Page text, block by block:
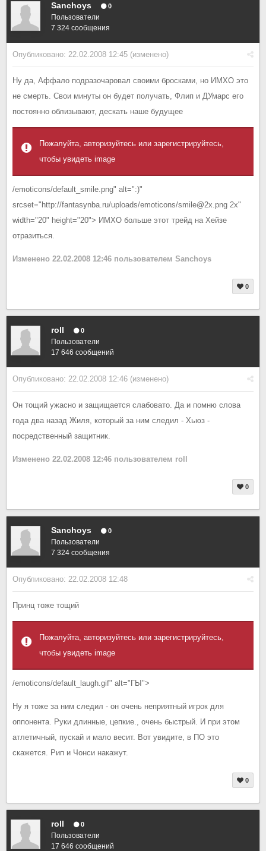
Sanchoys 0
Пользователи
7 324 сообщения
Опубликовано: 22.02.2008 12:45 (изменено)
Ну да, Аффало подразочаровал своими бросками, но ИМХО это
не смерть. Свои минуты он будет получать, Флип и ДУмарс его
постоянно облизывают, дескать наше будущее
Пожалуйта, авторизуйтесь или зарегистрируйтесь,
чтобы увидеть image
/emoticons/default_smile.png" alt=":)"
srcset="http://fantasynba.ru/uploads/emoticons/smile@2x.png 2x"
width="20" height="20"> ИМХО больше этот трейд на Хейзе
отразиться.
Изменено 22.02.2008 12:46 пользователем Sanchoys
0
roll 0
Пользователи
17 646 сообщений
Опубликовано: 22.02.2008 12:46 (изменено)
Он тощий ужасно и защищается слабовато. Да и помню слова
года два назад Жиля, который за ним следил - Хьюз -
посредственный защитник.
Изменено 22.02.2008 12:46 пользователем roll
0
Sanchoys 0
Пользователи
7 324 сообщения
Опубликовано: 22.02.2008 12:48
Принц тоже тощий
Пожалуйта, авторизуйтесь или зарегистрируйтесь,
чтобы увидеть image
/emoticons/default_laugh.gif" alt="ГЫ">
Ну я тоже за ним следил - он очень неприятный игрок для
оппонента. Руки длинные, цепкие., очень быстрый. И при этом
атлетичный, пускай и мало весит. Вот увидите, в ПО это
скажется. Рип и Чонси накажут.
0
roll 0
Пользователи
17 646 сообщений